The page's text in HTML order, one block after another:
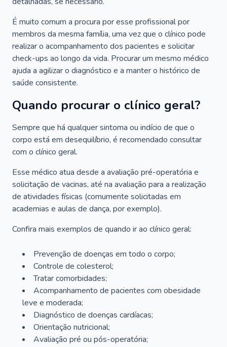
É muito comum a procura por esse profissional por
membros da mesma família, uma vez que o clínico pode
realizar o acompanhamento dos pacientes e solicitar
check-ups ao longo da vida. Procurar um mesmo médico
ajuda a agilizar o diagnóstico e a manter o histórico de
saúde consistente.
Quando procurar o clínico geral?
Sempre que há qualquer sintoma ou indício de que o
corpo está em desequilíbrio, é recomendado consultar
com o clínico geral.
Esse médico atua desde a avaliação pré-operatória e
solicitação de vacinas, até na avaliação para a realização
de atividades físicas (comumente solicitadas em
academias e aulas de dança, por exemplo).
Confira mais exemplos de quando ir ao clínico geral:
Prevenção de doenças em todo o corpo;
Controle de colesterol;
Tratar comorbidades;
Acompanhamento de pacientes com obesidade
leve e moderada;
Diagnóstico de doenças cardíacas;
Orientação nutricional;
Avaliação pré ou pós-operatória;